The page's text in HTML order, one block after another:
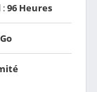
:96 Heures